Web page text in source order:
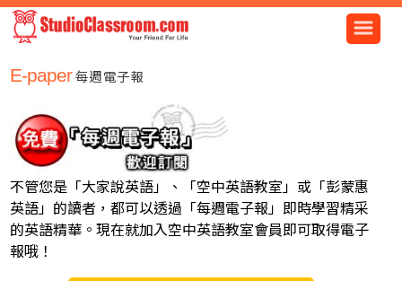
E-paper 每週電子報
不管您是「大家說英語」、「空中英語教室」或「彭蒙惠
英語」的讀者，都可以透過「每週電子報」即時學習精采
的英語精華。現在就加入空中英語教室會員即可取得電子
報哦！